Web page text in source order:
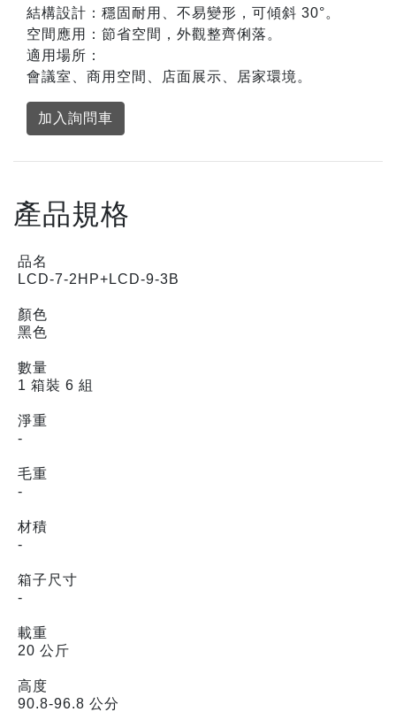
結構設計：穩固耐用、不易變形，可傾斜 30°。
空間應用：節省空間，外觀整齊俐落。
適用場所：
會議室、商用空間、店面展示、居家環境。
加入詢問車
產品規格
品名
LCD-7-2HP+LCD-9-3B
顏色
黑色
數量
1 箱裝 6 組
淨重
-
毛重
-
材積
-
箱子尺寸
-
載重
20 公斤
高度
90.8-96.8 公分